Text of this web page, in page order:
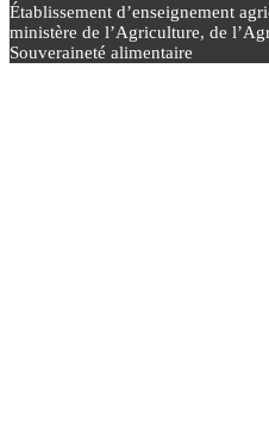
Établissement d’enseignement
ministère de l’Agriculture, de
Souveraineté alimentaire